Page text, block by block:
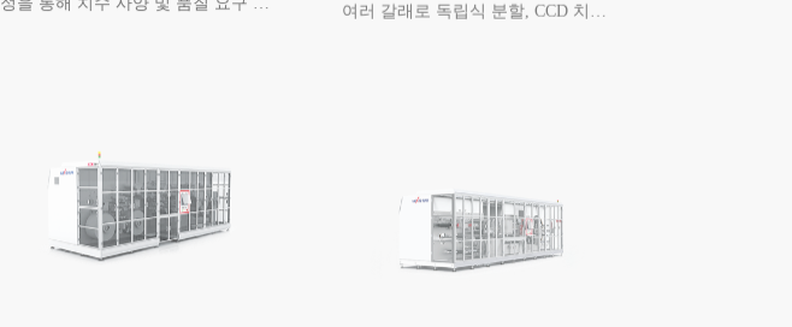
항을 충족하는 재료로 분할하는 데
불량 검사, CCD 폐쇄 루프 제어